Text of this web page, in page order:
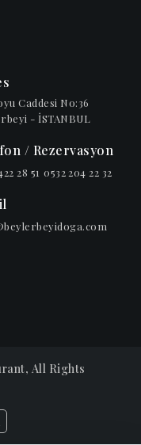
Caddesi No:36
- İSTANBUL
/ Rezervasyon
28 51 0532 204 22 32
, All Rights